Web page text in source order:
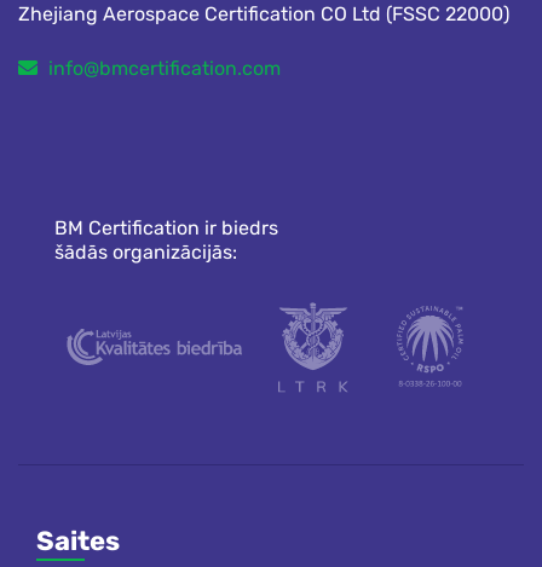
Zhejiang Aerospace Certification CO Ltd (FSSC 22000)
info@bmcertification.com
BM Certification ir biedrs
šādās organizācijās:
Saites